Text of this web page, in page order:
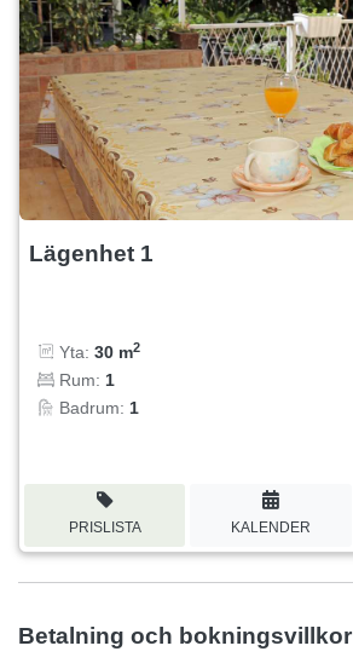
Lägenhet 1
Yta: 30 m2
Rum: 1
Badrum: 1
PRISLISTA KALENDER
Betalning och bokningsvillkor